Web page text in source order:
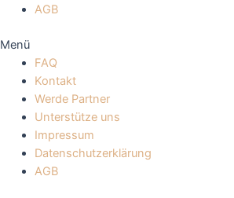
AGB
Menü
FAQ
Kontakt
Werde Partner
Unterstütze uns
Impressum
Datenschutzerklärung
AGB